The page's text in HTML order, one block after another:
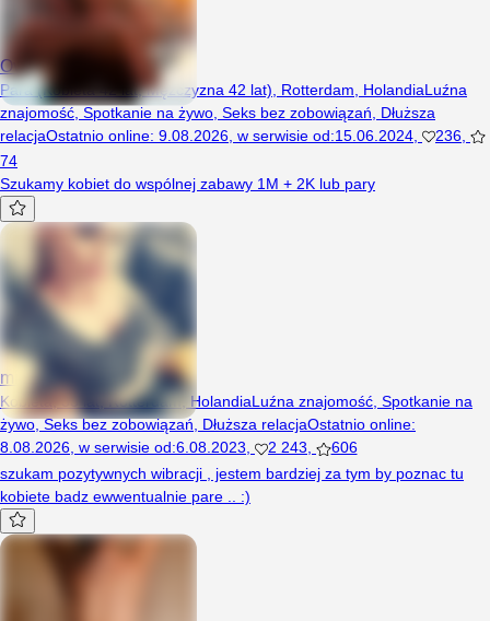
Oversheee
Para (Kobieta 42 lat, Mężczyzna 42 lat), Rotterdam, HolandiaLuźna
znajomość,Spotkanie na żywo Seks bez zobowiązań
Dłuższa
relacjaOstatnio online: 9.08.2026 w serwisie od:15.06.2024 236
74
Szukamy kobiet do wspólnej zabawy 1M + 2K lub pary
michasiaaa
Kobieta, 33 lat, Rotterdam, HolandiaLuźna znajomość Spotkanie na
żywo,Seks bez zobowiązań Dłuższa relacjaOstatnio online:
8.08.2026 w serwisie od:6.08.2023 2 243
606
szukam pozytywnych wibracji , jestem bardziej za tym by poznac tu
kobiete badz ewwentualnie pare .. :)